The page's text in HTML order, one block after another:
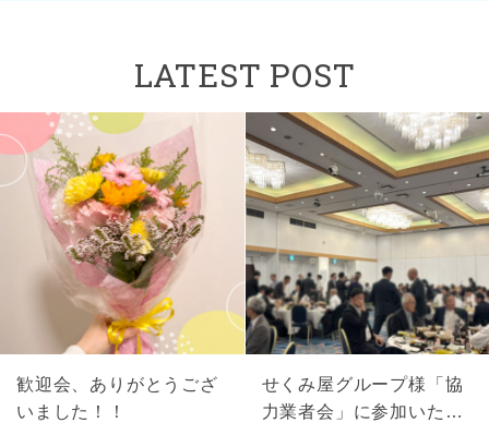
LATEST POST
歓迎会、ありがとうござ
いました！！
せくみ屋グループ様「協
力業者会」に参加いたし